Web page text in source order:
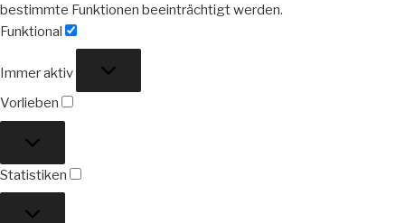
bestimmte Funktionen beeinträchtigt werden.
Funktional
Immer aktiv
Vorlieben
Statistiken